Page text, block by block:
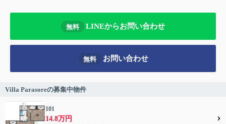
無料 LINEからお問い合わせ
無料 お問い合わせ
Villa Parasoreの募集中物件
101
14.8万円